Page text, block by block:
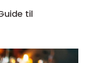
til